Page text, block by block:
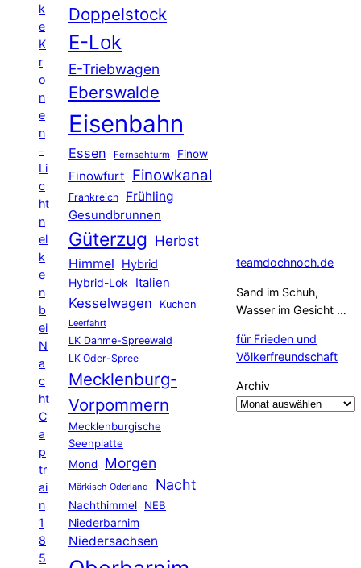
k
e
K
r
o
n
e
n
-
Li
c
ht
n
el
k
e
n
b
ei
N
a
c
ht
C
a
p
tr
ai
n
1
8
5
Doppelstock
E-Lok
E-Triebwagen
Eberswalde
Eisenbahn
Essen Fernsehturm Finow
Finowfurt Finowkanal
Frankreich Frühling
Gesundbrunnen
Güterzug Herbst
Himmel
Hybrid
Hybrid-Lok Italien
Kesselwagen Kuchen
Leerfahrt
LK Dahme-Spreewald
LK Oder-Spree
Mecklenburg-
Vorpommern
Mecklenburgische
Seenplatte
Mond
Morgen
Märkisch Oderland Nacht
Nachthimmel
NEB
Niederbarnim
Niedersachsen
teamdochnoch.de
Sand im Schuh,
Wasser im Gesicht …
für Frieden und
Völkerfreundschaft
Archiv